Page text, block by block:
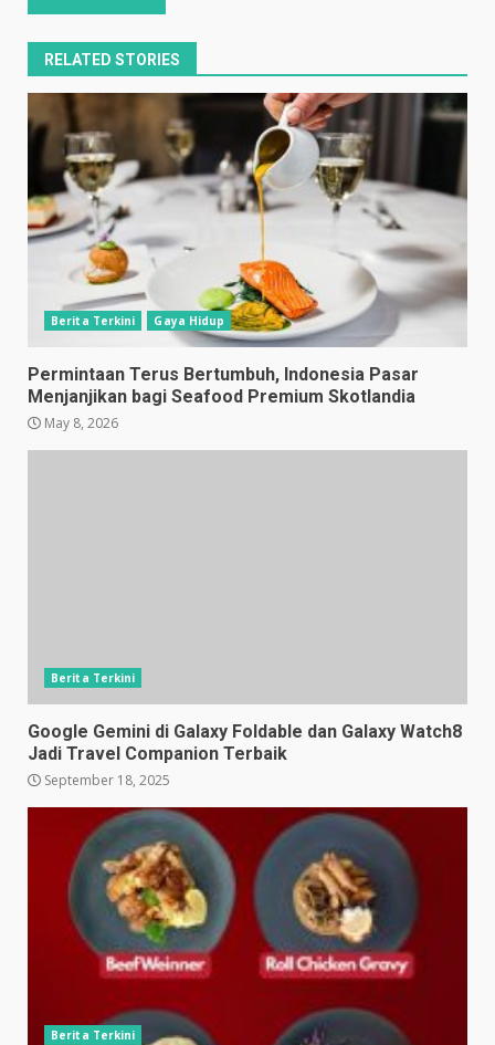
RELATED STORIES
Berita Terkini Gaya Hidup
Permintaan Terus Bertumbuh, Indonesia Pasar
Menjanjikan bagi Seafood Premium Skotlandia
May 8, 2026
Berita Terkini
Google Gemini di Galaxy Foldable dan Galaxy Watch8
Jadi Travel Companion Terbaik
September 18, 2025
Berita Terkini